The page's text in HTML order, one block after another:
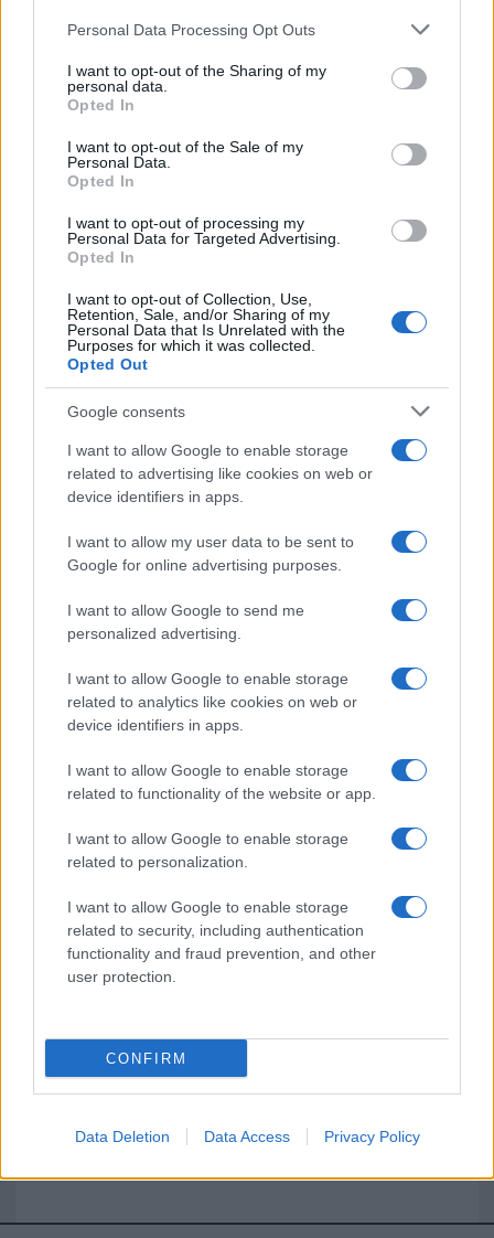
Please note that this website/app uses one or more Google
not limited to your visit or usage behaviour. You may click to
grant or deny consent to Google and its third-party tags to
use your data for below specified purposes in below Google
consent section.
Personal Data Processing Opt Outs
I want to opt-out of the Sharing of my
personal data.
Opted In
I want to opt-out of the Sale of my
Personal Data.
Opted In
I want to opt-out of processing my
Personal Data for Targeted Advertising.
Opted In
I want to opt-out of Collection, Use,
Retention, Sale, and/or Sharing of my
Personal Data that Is Unrelated with the
Purposes for which it was collected.
Opted Out
Google consents
I want to allow Google to enable storage
related to advertising like cookies on web or
device identifiers in apps.
I want to allow my user data to be sent to
Google for online advertising purposes.
I want to allow Google to send me
personalized advertising.
I want to allow Google to enable storage
related to analytics like cookies on web or
device identifiers in apps.
I want to allow Google to enable storage
related to functionality of the website or app.
I want to allow Google to enable storage
related to personalization.
I want to allow Google to enable storage
related to security, including authentication
functionality and fraud prevention, and other
user protection.
CONFIRM
Data Deletion Data Access Privacy Policy
protagonisti
Test tunnel Olbia: rampe chiuse ancora fino a
fine agosto
NECROLOGIE
Paolo Pinna
Martina Agostina Diturco
I nostri cari
I nostri cari
Giovannimaria Cabras